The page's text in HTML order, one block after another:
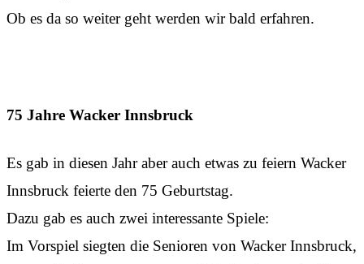
Ob es da so weiter geht werden wir bald erfahren.
75 Jahre Wacker Innsbruck
Es gab in diesen Jahr aber auch etwas zu feiern Wacker
Innsbruck feierte den 75 Geburtstag.
Dazu gab es auch zwei interessante Spiele:
Im Vorspiel siegten die Senioren von Wacker Innsbruck,